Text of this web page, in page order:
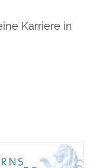
Karriere in